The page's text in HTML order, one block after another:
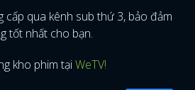
cấp qua kênh sub thứ 3, bảo đảm
tốt nhất cho bạn.
kho phim tạiWeTV!